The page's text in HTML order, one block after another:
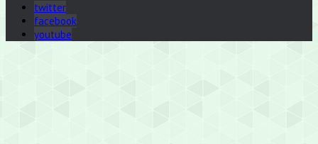
twitter
facebook
youtube